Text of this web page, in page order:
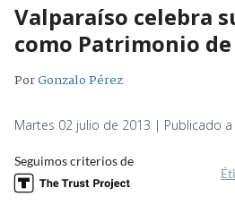
Valparaíso celebra
como Patrimonio
PorGonzalo Pérez
Martes 02 julio de 2013 | Publicado a
Seguimos criterios de